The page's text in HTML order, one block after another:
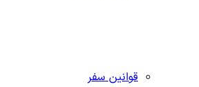
قوانین سفر